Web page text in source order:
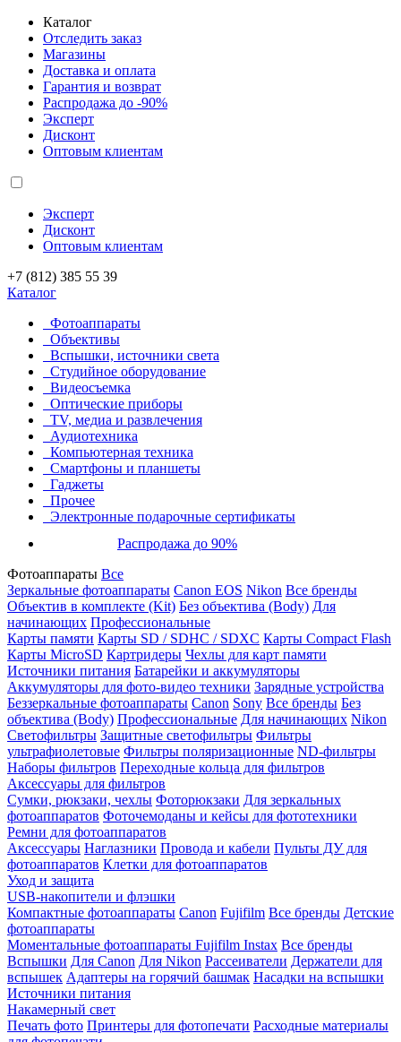
Каталог
Отследить заказ
Магазины
Доставка и оплата
Гарантия и возврат
Распродажа до -90%
Эксперт
Дисконт
Оптовым клиентам
Эксперт
Дисконт
Оптовым клиентам
+7 (812) 385 55 39
Каталог
Фотоаппараты
Объективы
Вспышки, источники света
Студийное оборудование
Видеосъемка
Оптические приборы
TV, медиа и развлечения
Аудиотехника
Компьютерная техника
Смартфоны и планшеты
Гаджеты
Прочее
Электронные подарочные сертификаты
Распродажа до 90%
Фотоаппараты Все
Зеркальные фотоаппараты Canon EOS Nikon Все бренды
Объектив в комплекте (Kit) Без объектива (Body) Для
начинающих Профессиональные
Карты памяти Карты SD / SDHC / SDXC Карты Compact Flash
Карты MicroSD Картридеры Чехлы для карт памяти
Источники питания Батарейки и аккумуляторы
Аккумуляторы для фото-видео техники Зарядные устройства
Беззеркальные фотоаппараты Canon Sony Все бренды Без
объектива (Body) Профессиональные Для начинающих Nikon
Светофильтры Защитные светофильтры Фильтры
ультрафиолетовые Фильтры поляризационные ND-фильтры
Наборы фильтров Переходные кольца для фильтров
Аксессуары для фильтров
Сумки, рюкзаки, чехлы Фоторюкзаки Для зеркальных
фотоаппаратов Фоточемоданы и кейсы для фототехники
Ремни для фотоаппаратов
Аксессуары Наглазники Провода и кабели Пульты ДУ для
фотоаппаратов Клетки для фотоаппаратов
Уход и защита
USB-накопители и флэшки
Компактные фотоаппараты Canon Fujifilm Все бренды Детские
фотоаппараты
Моментальные фотоаппараты Fujifilm Instax Все бренды
Вспышки Для Canon Для Nikon Рассеиватели Держатели для
вспышек Адаптеры на горячий башмак Насадки на вспышки
Источники питания
Накамерный свет
Печать фото Принтеры для фотопечати Расходные материалы